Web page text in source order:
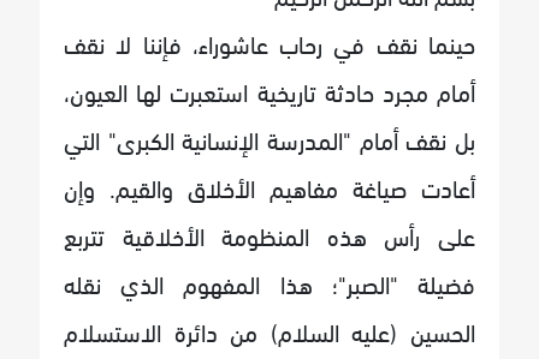
حينما نقف في رحاب عاشوراء، فإننا لا نقف
أمام مجرد حادثة تاريخية استعبرت لها العيون،
بل نقف أمام "المدرسة الإنسانية الكبرى" التي
أعادت صياغة مفاهيم الأخلاق والقيم. وإن
على رأس هذه المنظومة الأخلاقية تتربع
فضيلة "الصبر"؛ هذا المفهوم الذي نقله
الحسين (عليه السلام) من دائرة الاستسلام